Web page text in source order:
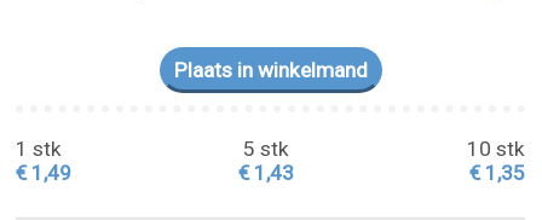
1 stk
€ 1,49
5 stk
€ 1,43
10 stk
€ 1,35